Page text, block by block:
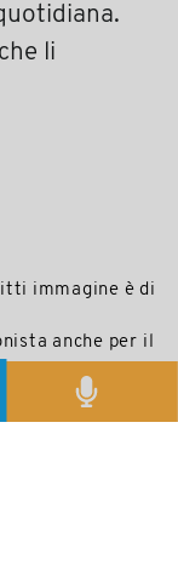
li
immagine è di
anche per il
archivio articoli